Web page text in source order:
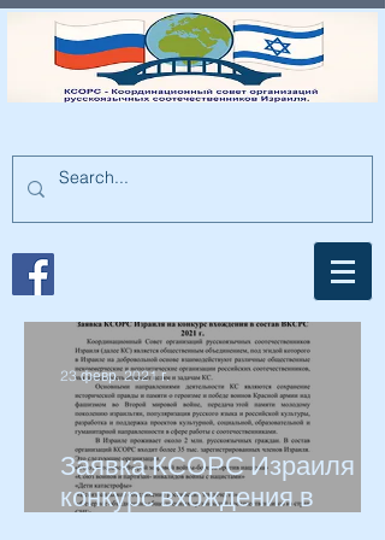
Заявка КСОРС Израиля на
конкурс вхождения в
23 февр. 2021 г.